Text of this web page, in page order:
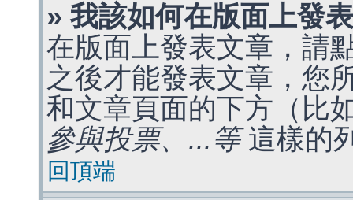
» 我該如何在版面上發
在版面上發表文章，請
之後才能發表文章，您
和文章頁面的下方（比
參與投票、...等這樣的
回頂端